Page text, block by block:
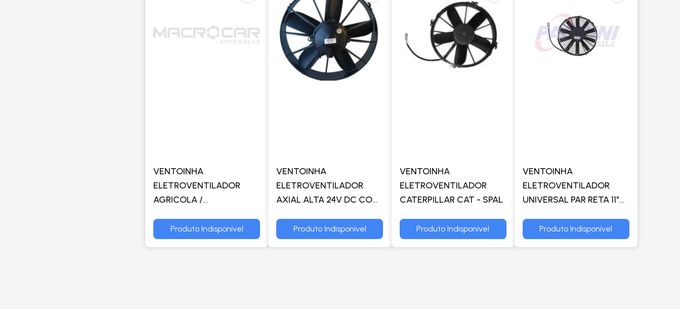
VENTOINHA
ELETROVENTILADOR
AGRICOLA /
CONSTRUCAO CIVIL /
RESFRIAMENTO DE OLEO
Produto Indisponível
VENTOINHA
ELETROVENTILADOR
AXIAL ALTA 24V DC COM
Produto Indisponível
VENTOINHA
ELETROVENTILADOR
CATERPILLAR CAT - SPAL
Produto Indisponível
VENTOINHA
ELETROVENTILADOR
UNIVERSAL PAR RETA 11"
Produto Indisponível